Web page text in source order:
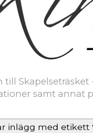
till
samt annat
inlägg med etikett